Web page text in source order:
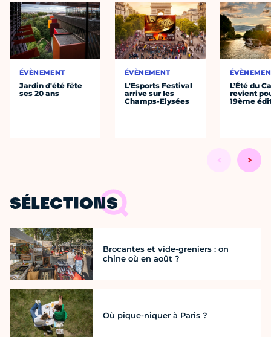
ÉVÈNEMENT
Jardin d'été fête
ses 20 ans
ÉVÈNEMENT
L'Esports Festival
arrive sur les
Champs-Elysées
L’Été du
revient
19ème
SÉLECTIONS
Brocantes et vide-greniers : on
chine où en août ?
Où pique-niquer à Paris ?